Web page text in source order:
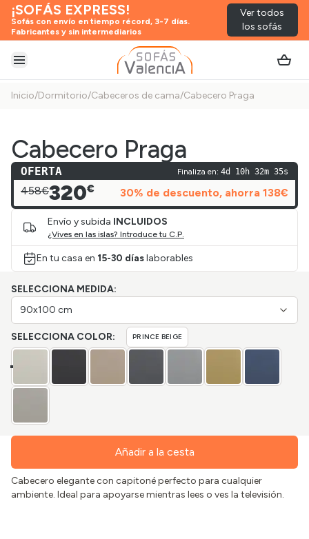
¡SOFÁS EXPRESS!
Sofás con envío en tiempo récord, 3-7 días.
Fabricantes y sin intermediarios
Ver todos
los sofás
Abrir menú
Inicio/Dormitorio/Cabeceros de cama/Cabecero Praga
Cabecero Praga
OFERTA Finaliza en: 4d 10h 32m 35s
458€320€ 30% de descuento, ahorra 138€
Envío y subida INCLUIDOS
¿Vives en las islas? Introduce tu C.P.
En tu casa en 15-30 díaslaborables
SELECCIONA MEDIDA:
90x100 cm
SELECCIONA COLOR: PRINCE BEIGE
Añadir a la cesta
Cabecero elegante con capitoné perfecto para cualquier
ambiente. Ideal para apoyarse mientras lees o ves la televisión.